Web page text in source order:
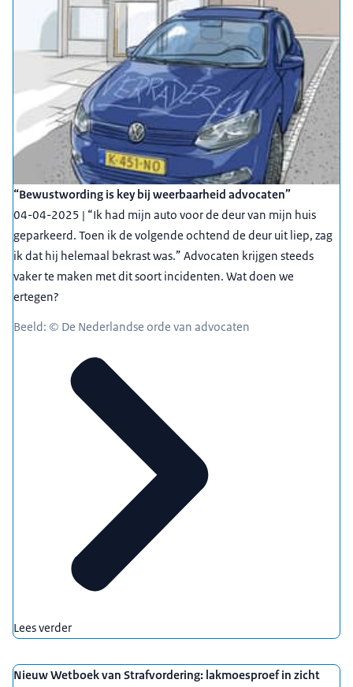
“Bewustwording is key bij weerbaarheid advocaten”
04-04-2025 | “Ik had mijn auto voor de deur van mijn huis
geparkeerd. Toen ik de volgende ochtend de deur uit liep, zag
ik dat hij helemaal bekrast was.” Advocaten krijgen steeds
vaker te maken met dit soort incidenten. Wat doen we
ertegen?
Beeld: © De Nederlandse orde van advocaten
Lees verder
Nieuw Wetboek van Strafvordering: lakmoesproef in zicht